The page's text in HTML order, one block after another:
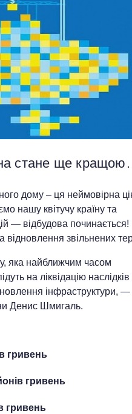
стане ще
дому – ця неймовірна
нашу квітучу країну та
— відбудова починається!
звільнених
яка найближчим часом
на ліквідацію наслідків
інфраструктури, —
Денис Шмигаль.
гривень
гривень
гривень